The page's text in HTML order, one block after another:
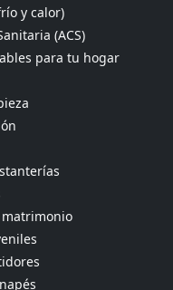
y calor)
(ACS)
para tu hogar